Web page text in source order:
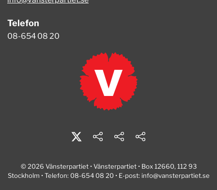
Telefon
08-654 08 20
© 2026 Vänsterpartiet • Vänsterpartiet • Box 12660, 112 93
Stockholm • Telefon: 08-654 08 20 • E-post: info@vansterpartiet.se